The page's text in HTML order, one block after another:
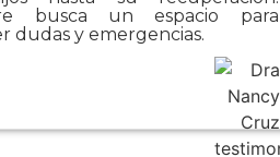
busca un espacio para
dudas y emergencias.